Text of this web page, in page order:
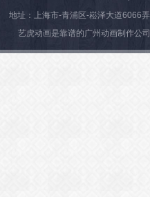
地址：上海市-青浦区-崧泽大道6066
艺虎动画是靠谱的广州动画制作公